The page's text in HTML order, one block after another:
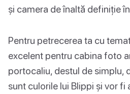
și camera de înaltă definiție
Pentru petrecerea ta cu
excelent pentru cabina foto
portocaliu, destul de simplu,
sunt culorile lui Blippi și vor fi